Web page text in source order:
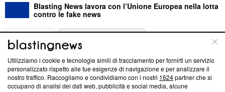
Blasting News lavora con l’Unione Europea nella lotta
contro le fake news
ABOUT
Questa sezione offre informazioni trasparenti su Blasting
News, sui nostri processi editoriali e su come ci impegniamo a
creare news di qualità. Inoltre, afferma la nostra aderenza a
Utilizziamo i cookie e tecnologie simili di tracciamento per fornirti un servizio
personalizzato rispetto alle tue esigenze di navigazione e per analizzare il
nostro traffico. Raccogliamo e condividiamo con i nostri 1624partner che si
occupano di analisi dei dati web, pubblicità e social media, alcune